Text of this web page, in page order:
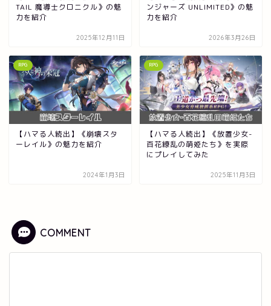
TAIL 魔導士クロニクル》の魅
力を紹介
2025年12月11日
ンジャーズ UNLIMITED》の魅
力を紹介
2026年3月26日
RPG
【ハマる人続出】《崩壊スタ
ーレイル》の魅力を紹介
2024年1月3日
RPG
【ハマる人続出】《放置少女-
百花繚乱の萌姫たち》を実際
にプレイしてみた
2025年11月3日
COMMENT